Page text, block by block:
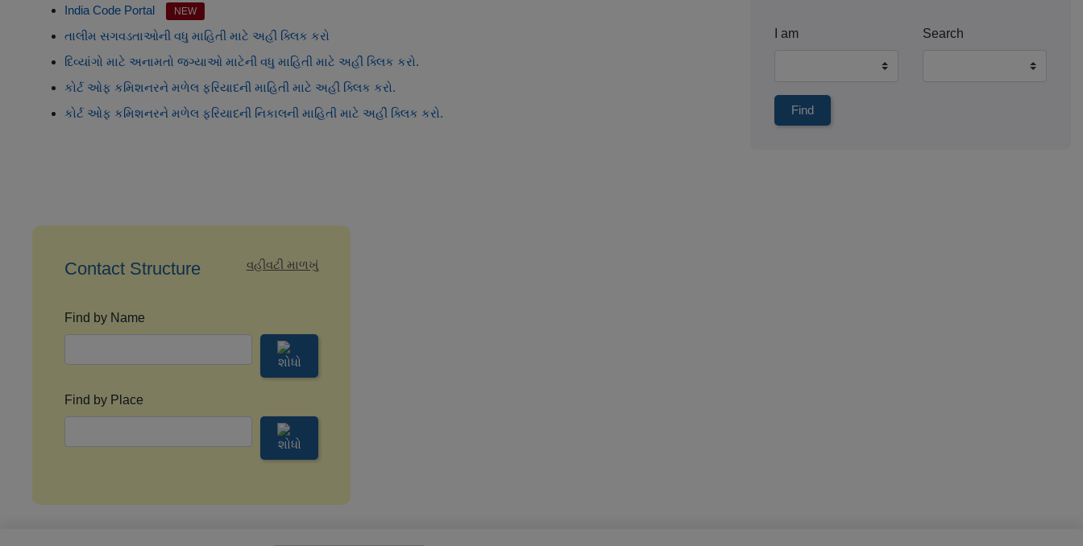
India Code Portal NEW
તાલીમ સગવડતાઓની વધુ માહિતી માટે અહીં ક્લિક કરો
દિવ્યાંગો માટે અનામતો જગ્યાઓ માટેની વધુ માહિતી માટે અહીં ક્લિક કરો.
કોર્ટ ઓફ કમિશનરને મળેલ ફરિયાદની માહિતી માટે અહીં ક્લિક કરો.
કોર્ટ ઓફ કમિશનરને મળેલ ફરિયાદની નિકાલની માહિતી માટે અહીં ક્લિક કરો.
I am Search
Contact Structure વહીવટી માળખું
Find by Name
Find by Place